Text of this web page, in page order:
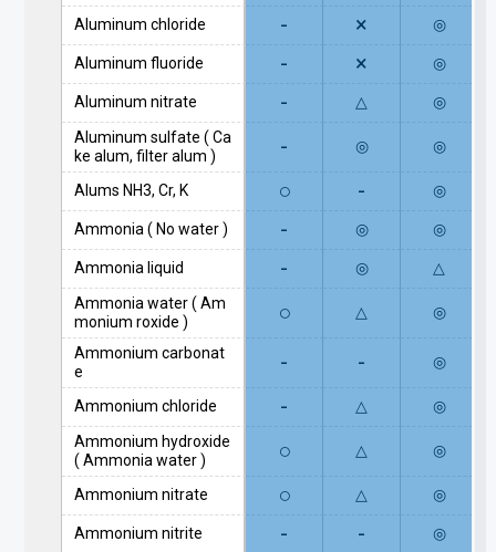
Aluminum chloride - × ◎
Aluminum fluoride - × ◎
Aluminum nitrate - △
◎
Aluminum sulfate ( Ca
ke alum, filter alum )
- ◎ ◎
Alums NH3, Cr, K ○ - ◎
Ammonia ( No water ) - ◎ ◎
Ammonia liquid - ◎
△
Ammonia water ( Am
monium roxide )
○ △ ◎
Ammonium carbonat
e
- - ◎
Ammonium chloride - △
◎
Ammonium hydroxide
( Ammonia water )
○ △ ◎
Ammonium nitrate ○ △ ◎
Ammonium nitrite - -
◎